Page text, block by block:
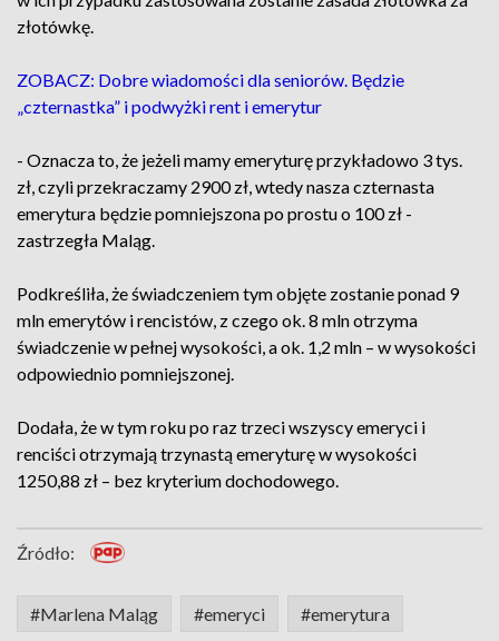
złotówkę.
ZOBACZ: Dobre wiadomości dla seniorów. Będzie
„czternastka” i podwyżki rent i emerytur
- Oznacza to, że jeżeli mamy emeryturę przykładowo 3 tys.
zł, czyli przekraczamy 2900 zł, wtedy nasza czternasta
emerytura będzie pomniejszona po prostu o 100 zł -
zastrzegła Maląg.
Podkreśliła, że świadczeniem tym objęte zostanie ponad 9
mln emerytów i rencistów, z czego ok. 8 mln otrzyma
świadczenie w pełnej wysokości, a ok. 1,2 mln – w wysokości
odpowiednio pomniejszonej.
Dodała, że w tym roku po raz trzeci wszyscy emeryci i
renciści otrzymają trzynastą emeryturę w wysokości
1250,88 zł – bez kryterium dochodowego.
Źródło:
#Marlena Maląg #emeryci #emerytura